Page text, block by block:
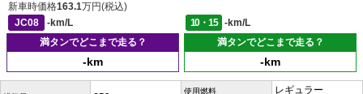
新車時価格163.1万円(税込)
JC08
-km/L 10・15
-km/L
満タンでどこまで走る？
-km
満タンでどこまで走る？
-km
使用燃料
レギュラー